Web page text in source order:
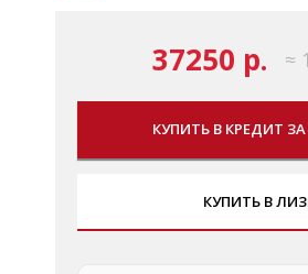
37250 р. ≈
КУПИТЬ В КРЕДИТ ЗА
КУПИТЬ В